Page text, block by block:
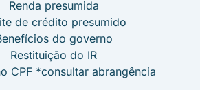
Renda presumida
de crédito presumido
do governo
Restituição do IR
CPF *consultar abrangência